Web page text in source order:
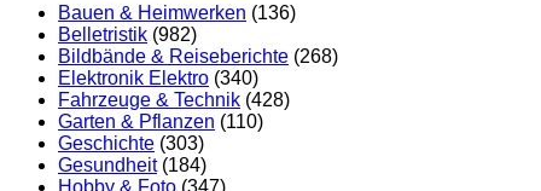
Bauen & Heimwerken (136)
Belletristik (982)
Bildbände & Reiseberichte (268)
Elektronik Elektro (340)
Fahrzeuge & Technik (428)
Garten & Pflanzen (110)
Geschichte (303)
Gesundheit (184)
Hobby & Foto (347)